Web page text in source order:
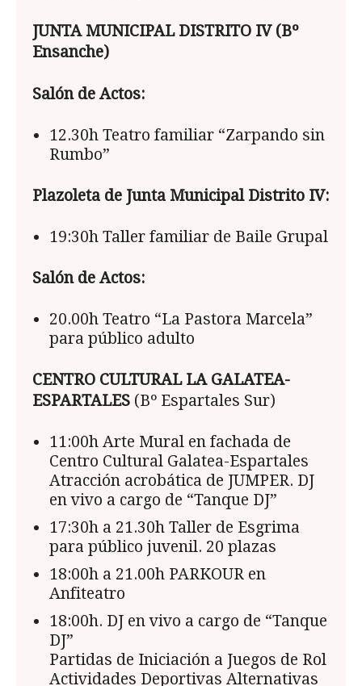
JUNTA MUNICIPAL DISTRITO IV (Bº
Ensanche)
Salón de Actos:
12.30h Teatro familiar “Zarpando sin
Rumbo”
Plazoleta de Junta Municipal Distrito IV:
19:30h Taller familiar de Baile Grupal
Salón de Actos:
20.00h Teatro “La Pastora Marcela”
para público adulto
CENTRO CULTURAL LA GALATEA-
ESPARTALES (Bº Espartales Sur)
11:00h Arte Mural en fachada de
Centro Cultural Galatea-Espartales
Atracción acrobática de JUMPER. DJ
en vivo a cargo de “Tanque DJ”
17:30h a 21.30h Taller de Esgrima
para público juvenil. 20 plazas
18:00h a 21.00h PARKOUR en
Anfiteatro
18:00h. DJ en vivo a cargo de “Tanque
DJ”
Partidas de Iniciación a Juegos de Rol
Actividades Deportivas Alternativas